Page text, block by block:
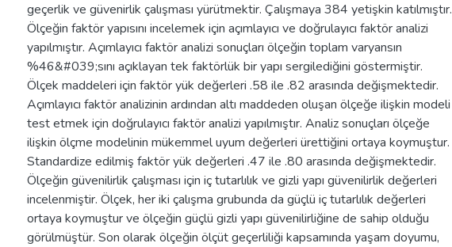
geçerlik ve güvenirlik çalışması yürütmektir. Çalışmaya 384 yetişkin katılmıştır.
Ölçeğin faktör yapısını incelemek için açımlayıcı ve doğrulayıcı faktör analizi
yapılmıştır. Açımlayıcı faktör analizi sonuçları ölçeğin toplam varyansın
%46&#039;sını açıklayan tek faktörlük bir yapı sergilediğini göstermiştir.
Ölçek maddeleri için faktör yük değerleri .58 ile .82 arasında değişmektedir.
Açımlayıcı faktör analizinin ardından altı maddeden oluşan ölçeğe ilişkin modeli
test etmek için doğrulayıcı faktör analizi yapılmıştır. Analiz sonuçları ölçeğe
ilişkin ölçme modelinin mükemmel uyum değerleri ürettiğini ortaya koymuştur.
Standardize edilmiş faktör yük değerleri .47 ile .80 arasında değişmektedir.
Ölçeğin güvenilirlik çalışması için iç tutarlılık ve gizli yapı güvenilirlik değerleri
incelenmiştir. Ölçek, her iki çalışma grubunda da güçlü iç tutarlılık değerleri
ortaya koymuştur ve ölçeğin güçlü gizli yapı güvenilirliğine de sahip olduğu
görülmüştür. Son olarak ölçeğin ölçüt geçerliliği kapsamında yaşam doyumu,